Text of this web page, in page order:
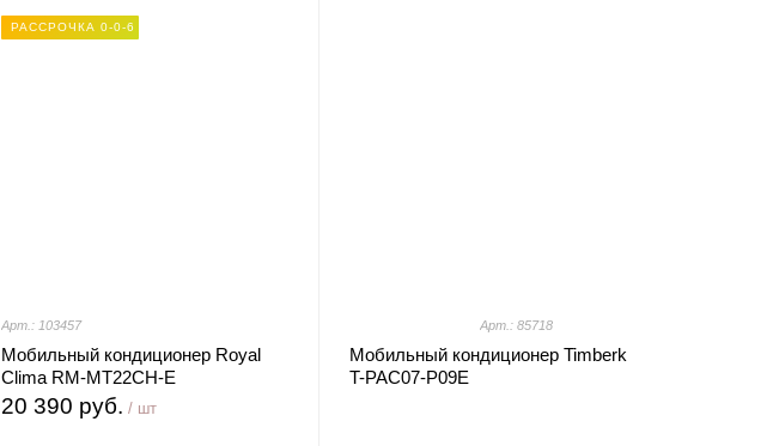
РАССРОЧКА 0-0-6
Арт.: 103457
Мобильный кондиционер Royal
Clima RM-MT22CH-E
20 390 руб. / шт
Арт.: 85718
Мобильный кондиционер Timberk
T-PAC07-P09E